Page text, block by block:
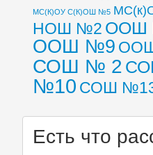
МС(К)ОУ С(К)ОШ №5
НОШ №2 ООШ
ООШ №9
СОШ № 2
№10 СОШ
Есть что